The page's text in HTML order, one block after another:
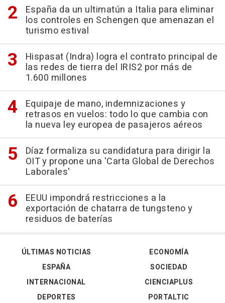
España da un ultimatún a Italia para eliminar
los controles en Schengen que amenazan el
turismo estival
Hispasat (Indra) logra el contrato principal de
las redes de tierra del IRIS2 por más de
1.600 millones
Equipaje de mano, indemnizaciones y
retrasos en vuelos: todo lo que cambia con
la nueva ley europea de pasajeros aéreos
Díaz formaliza su candidatura para dirigir la
OIT y propone una 'Carta Global de Derechos
Laborales'
EEUU impondrá restricciones a la
exportación de chatarra de tungsteno y
residuos de baterías
ÚLTIMAS NOTICIAS
ESPAÑA
INTERNACIONAL
DEPORTES
ECONOMÍA
SOCIEDAD
CIENCIAPLUS
PORTALTIC